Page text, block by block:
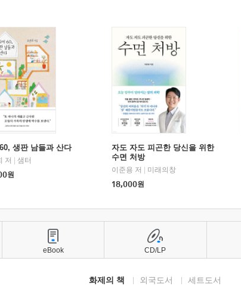
생판 남들과 산다
저
샘터
원
자도 자도 피곤한 당신을 위한
수면 처방
이준용 저
미래의창
18,000원
화제의 책 외국도서 세트도서
eBook CD/LP